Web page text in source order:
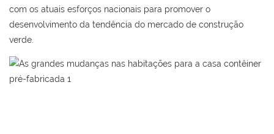
com os atuais esforços nacionais para promover o
desenvolvimento da tendência do mercado de construção
verde.